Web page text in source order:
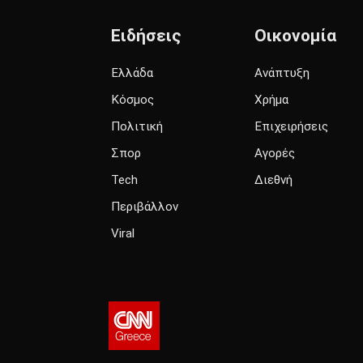
Ειδήσεις
Ελλάδα
Κόσμος
Πολιτική
Σπορ
Tech
Περιβάλλον
Viral
Οικονομία
Ανάπτυξη
Χρήμα
Επιχειρήσεις
Αγορές
Διεθνή